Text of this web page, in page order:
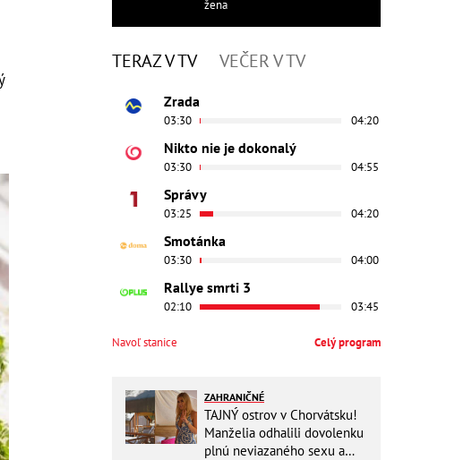
žena
TERAZ V TV VEČER V TV
Zrada
03:30 04:20
Nikto nie je dokonalý
03:30 04:55
Správy
03:25 04:20
Smotánka
03:30 04:00
Rallye smrti 3
02:10 03:45
Navoľ stanice Celý program
ZAHRANIČNÉ
TAJNÝ ostrov v Chorvátsku!
Manželia odhalili dovolenku
plnú neviazaného sexu a